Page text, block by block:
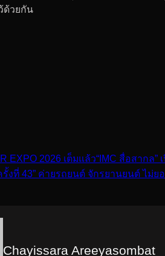
ด้วยกัน
EXPO 2026 เต็มแล้ว“IMC สื่อสากล”
งที่ 43” ค่ายรถยนต์ จักรยานยนต์ ไม่ย
Chayissara Areeyasombat